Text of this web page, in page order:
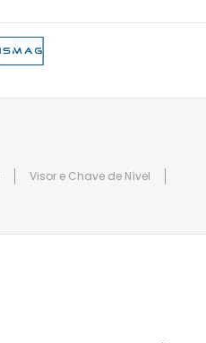
Visor e Chave de Nível